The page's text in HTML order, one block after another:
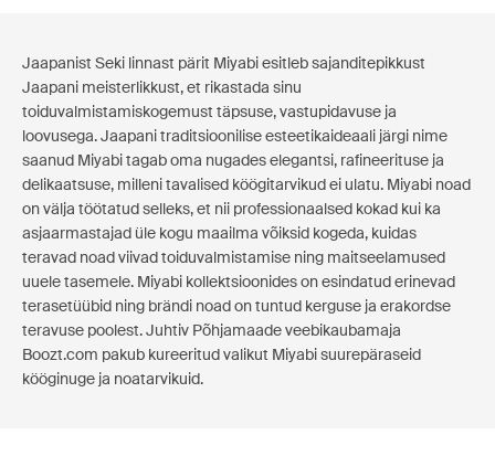
Jaapanist Seki linnast pärit Miyabi esitleb sajanditepikkust
Jaapani meisterlikkust, et rikastada sinu
toiduvalmistamiskogemust täpsuse, vastupidavuse ja
loovusega. Jaapani traditsioonilise esteetikaideaali järgi nime
saanud Miyabi tagab oma nugades elegantsi, rafineerituse ja
delikaatsuse, milleni tavalised köögitarvikud ei ulatu. Miyabi noad
on välja töötatud selleks, et nii professionaalsed kokad kui ka
asjaarmastajad üle kogu maailma võiksid kogeda, kuidas
teravad noad viivad toiduvalmistamise ning maitseelamused
uuele tasemele. Miyabi kollektsioonides on esindatud erinevad
terasetüübid ning brändi noad on tuntud kerguse ja erakordse
teravuse poolest. Juhtiv Põhjamaade veebikaubamaja
Boozt.com pakub kureeritud valikut Miyabi suurepäraseid
kööginuge ja noatarvikuid.